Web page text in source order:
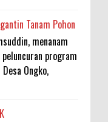
Tanam Pohon
menanam
program
Ongko,